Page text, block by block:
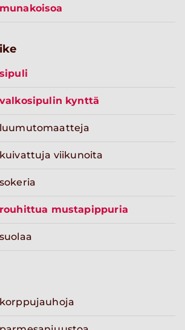
munakoisoa
sipuli
valkosipulin kynttä
luumutomaatteja
kuivattuja viikunoita
sokeria
rouhittua mustapippuria
suolaa
korppujauhoja